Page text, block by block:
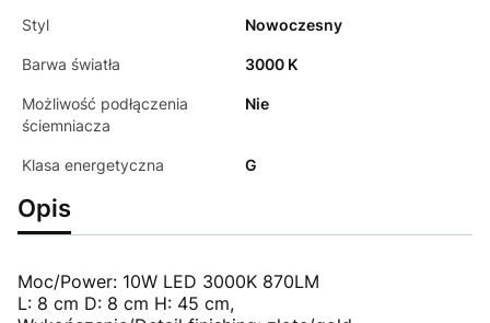
Styl Nowoczesny
Barwa światła 3000 K
Możliwość podłączenia
ściemniacza
Nie
Klasa energetyczna G
Opis
Moc/Power: 10W LED 3000K 870LM
L: 8 cm D: 8 cm H: 45 cm,